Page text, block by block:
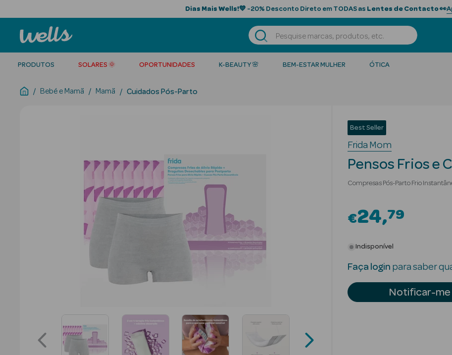
Dias Mais Wells!💙 -20% Desconto Direto em TODAS as Lentes de Contacto👀
PRODUTOS SOLARES 🌞 OPORTUNIDADES K-BEAUTY 🌸 BEM-ESTAR MULHER ÓTICA
Bebé e Mamã Mamã Cuidados Pós-Parto
Best Seller
Frida Mom
Pensos Frios e
Compresas Pós-Parto Frio
€24 79
Indisponível
Faça login para saber
Notificar-me